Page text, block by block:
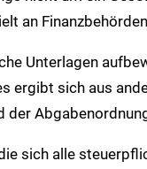
an
Unterlagen
ergibt sich aus
der
sich alle